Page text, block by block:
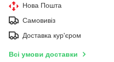
Нова Пошта
Самовивіз
Доставка кур'єром
Всі умови доставки